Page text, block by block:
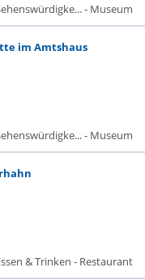
- Museum
im Amtshaus
- Museum
& Trinken - Restaurant